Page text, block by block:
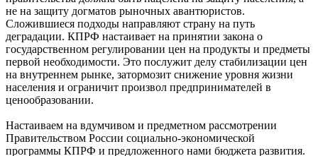
не на защиту догматов рыночных авантюристов.
Сложившиеся подходы направляют страну на путь
деградации. КПРФ настаивает на принятии закона о
государственном регулировании цен на продукты и предметы
первой необходимости. Это послужит делу стабилизации цен
на внутреннем рынке, затормозит снижение уровня жизни
населения и ограничит произвол предпринимателей в
ценообразовании.
Настаиваем на вдумчивом и предметном рассмотрении
Правительством России социально-экономической
программы КПРФ и предложенного нами бюджета развития.